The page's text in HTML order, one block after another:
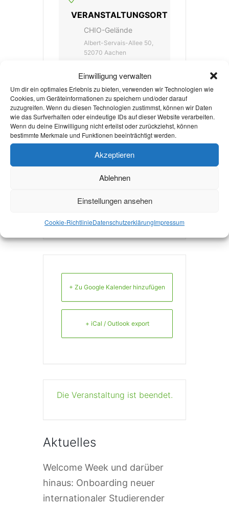
Einwilligung verwalten
Um dir ein optimales Erlebnis zu bieten, verwenden wir Technologien wie
Cookies, um Geräteinformationen zu speichern und/oder darauf
zuzugreifen. Wenn du diesen Technologien zustimmst, können wir Daten
wie das Surfverhalten oder eindeutige IDs auf dieser Website verarbeiten.
Wenn du deine Einwilligung nicht erteilst oder zurückziehst, können
bestimmte Merkmale und Funktionen beeinträchtigt werden.
Akzeptieren
Ablehnen
Einstellungen ansehen
Cookie-RichtlinieDatenschutzerklärungImpressum
VERANSTALTUNGSORT
CHIO-Gelände
Albert-Servais-Allee 50,
52070 Aachen
KATEGORIE
Messe
VERANSTALTER
AACHENER ZEITUNG
+ Zu Google Kalender hinzufügen
+ iCal / Outlook export
Die Veranstaltung ist beendet.
Aktuelles
Welcome Week und darüber
hinaus: Onboarding neuer
internationaler Studierender